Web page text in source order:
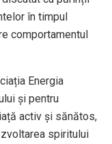
în timpul
comportamentul
Energia
și pentru
activ și sănătos,
spiritului